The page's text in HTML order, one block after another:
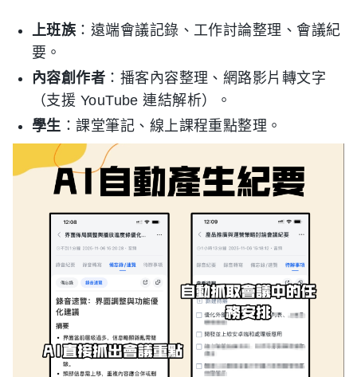
上班族 ：遠端會議記錄、工作討論整理、會議紀
要。
內容創作者 ：播客內容整理、網路影片轉文字
（支援 YouTube 連結解析）。
學生 ：課堂筆記、線上課程重點整理。